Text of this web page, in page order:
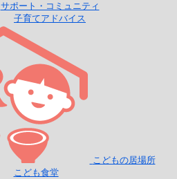
サポート・コミュニティ
子育てアドバイス
こどもの居場所
こども食堂